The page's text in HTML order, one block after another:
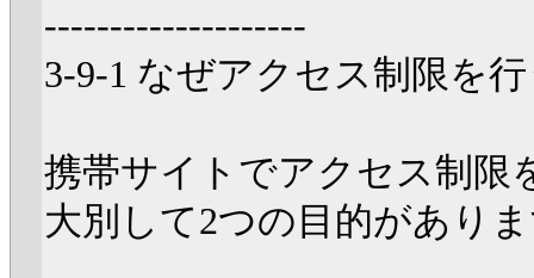
--------------------
3-9-1 なぜアクセス制限を
携帯サイトでアクセス制限
大別して2つの目的があり